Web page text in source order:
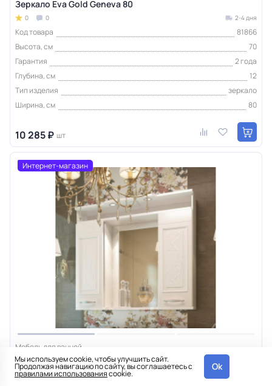
Зеркало Eva Gold Geneva 80
0 0 2-4 дня
Код товара
81866
Высота, см
70
Гарантия
2 года
Глубина, см
12
Тип изделия
зеркало
Ширина, см
80
10 285 ₽ шт
Интернет-магазин
Мебель для ванной
Зеркало Eva Gold Gretta 85
0 0
Мы используем cookie, чтобы улучшить сайт.
Продолжая навигацию по сайту, вы соглашаетесь с
правилами использованияcookie.
Ok